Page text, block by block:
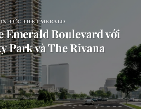
TỨC THE EMERALD
Emerald Boulevard với
Park và The Rivana